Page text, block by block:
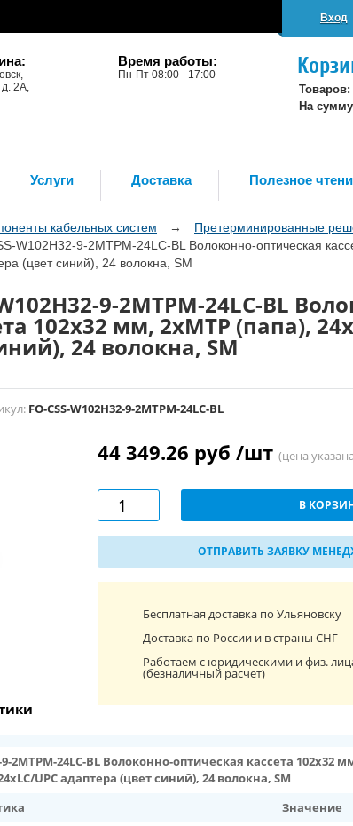
Вход
д. 2А,
Время работы:
Пн-Пт 08:00 - 17:00
Товаров:
На
Услуги Доставка Полезное
кабельных систем → Претерминированные
W102H32-9-2MTPM-24LC-BL Волоконно-оптическая
(цвет синий), 24 волокна, SM
9-2MTPM-24LC-BL
102x32 мм, 2xMTP (папа),
24 волокна, SM
FO-CSS-W102H32-9-2MTPM-24LC-BL
44 349.26 руб /шт (цена
В
ОТПРАВИТЬ ЗАЯВКУ
Бесплатная доставка по Ульяновску
Доставка по России и в страны СНГ
Работаем с юридическими и физ.
(безналичный расчет)
9-2MTPM-24LC-BL Волоконно-оптическая кассета 102x32
UPC адаптера (цвет синий), 24 волокна, SM
Значение